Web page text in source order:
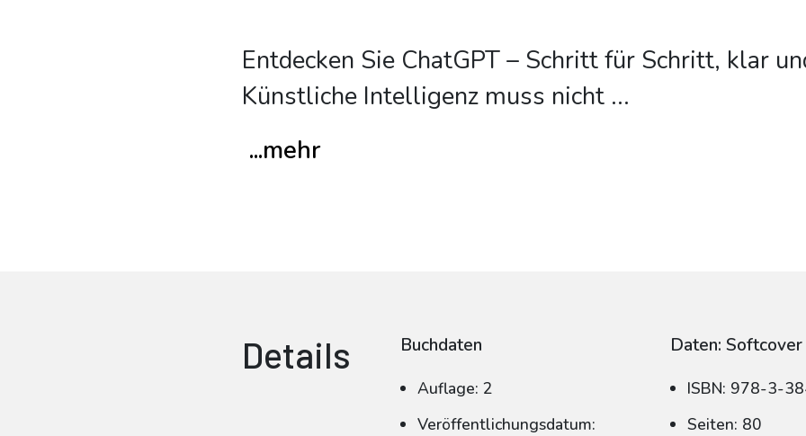
Entdecken Sie ChatGPT – Schritt für Schritt, klar
Künstliche Intelligenz muss nicht...
...mehr
Details Buchdaten
Auflage: 2
Veröffentlichungsdatum:
Daten: Softcover
ISBN: 978-3-
Seiten: 80